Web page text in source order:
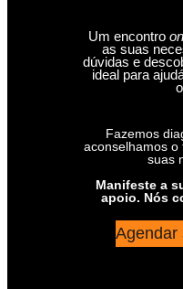
Um encontro
as suas
dúvidas e
ideal para
Fazemos
aconselhamos
suas
Manifeste a
apoio. Nós
Agendar